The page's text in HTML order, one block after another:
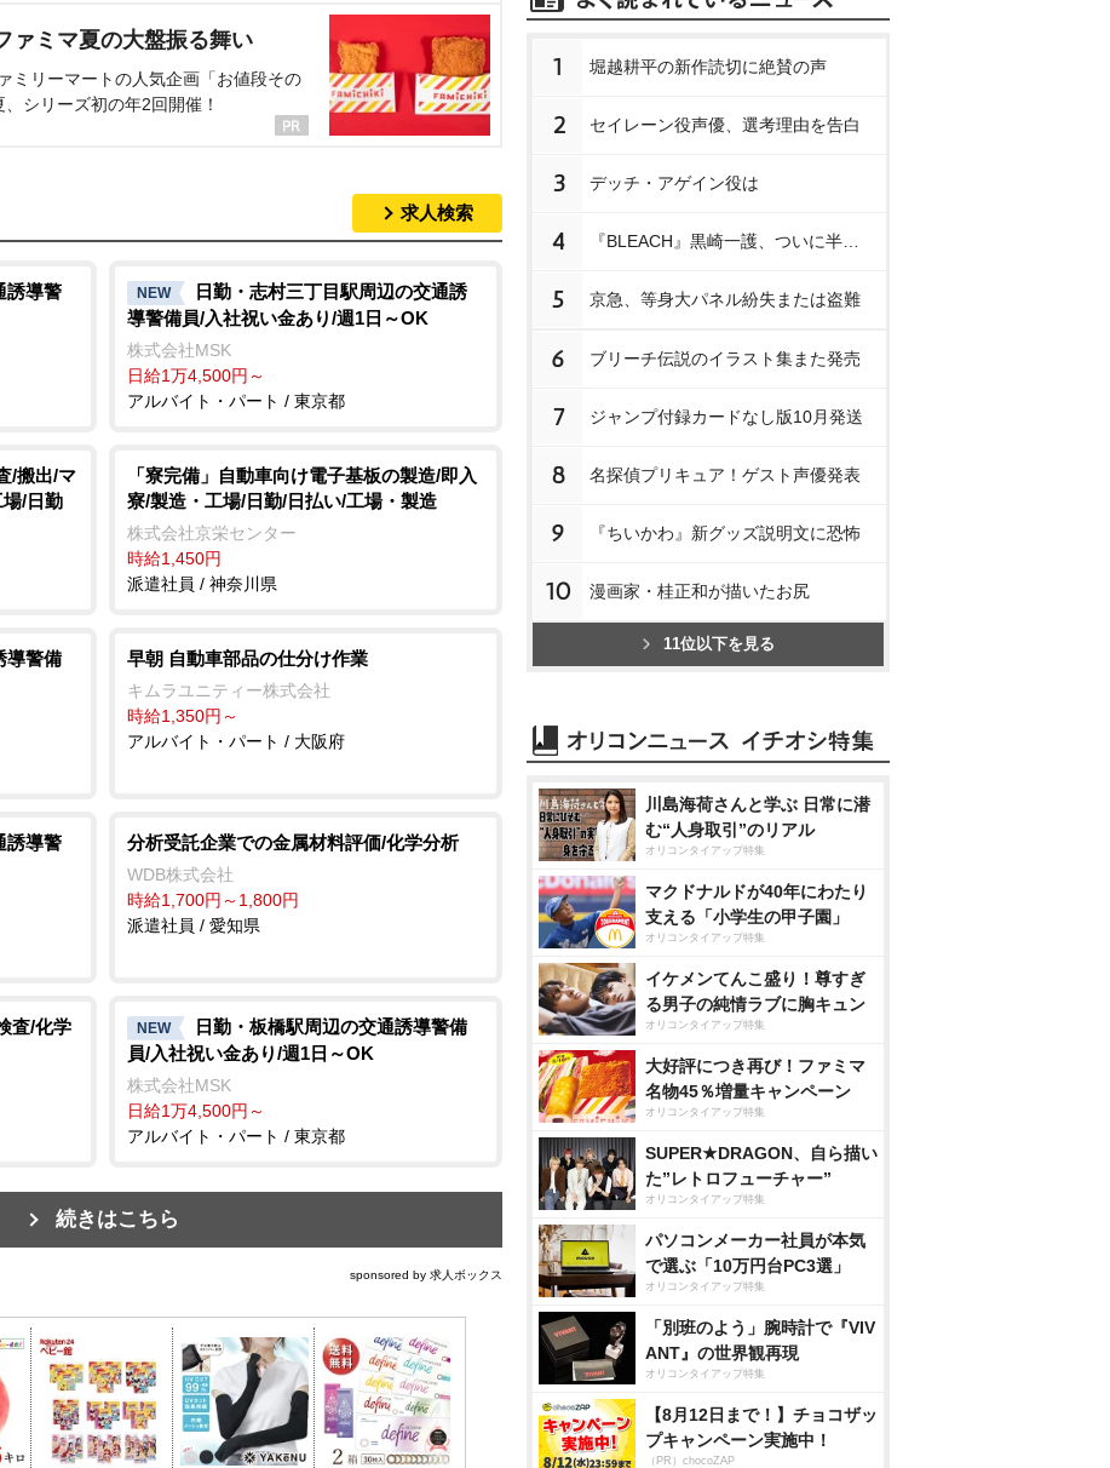
ァミマ夏の大盤振る舞い
ミリーマートの人気企画「お値段その
シリーズ初の年2回開催！
求人検索
誘導警
NEW
日勤・志村三丁目駅周辺の交通誘
導警備員/入社祝い金あり/週1日～OK
株式会社MSK
日給1万4,500円～
アルバイト・パート / 東京都
/搬出/マ
/日勤
「寮完備」自動車向け電子基板の製造/即入
寮/製造・工場/日勤/日払い/工場・製造
株式会社京栄センター
時給1,450円
派遣社員 / 神奈川県
導警備
早朝 自動車部品の仕分け作業
キムラユニティー株式会社
時給1,350円～
アルバイト・パート / 大阪府
誘導警
分析受託企業での金属材料評価/化学分析
WDB株式会社
時給1,700円～1,800円
派遣社員 / 愛知県
査/化学
NEW
日勤・板橋駅周辺の交通誘導警備
員/入社祝い金あり/週1日～OK
株式会社MSK
日給1万4,500円～
アルバイト・パート / 東京都
続きはこちら
sponsored by 求人ボックス
1 堀越耕平の新作読切に絶賛の声
2 セイレーン役声優、選考理由を告白
3 デッチ・アゲイン役は
4
5 京急、等身大パネル紛失または盗難
6 ブリーチ伝説のイラスト集また発売
7 ジャンプ付録カードなし版10月発送
8 名探偵プリキュア！ゲスト声優発表
9 『ちいかわ』新グッズ説明文に恐怖
10 漫画家・桂正和が描いたお尻
11位以下を見る
川島海荷さんと学ぶ 日常に潜
む“人身取引”のリアル
オリコンタイアップ特集
マクドナルドが40年にわたり
支える「小学生の甲子園」
オリコンタイアップ特集
イケメンてんこ盛り！尊すぎ
る男子の純情ラブに胸キュン
オリコンタイアップ特集
大好評につき再び！ファミマ
名物45％増量キャンペーン
オリコンタイアップ特集
SUPER★DRAGON、自ら描い
た”レトロフューチャー”
オリコンタイアップ特集
パソコンメーカー社員が本気
で選ぶ「10万円台PC3選」
オリコンタイアップ特集
「別班のよう」腕時計で『VIV
ANT』の世界観再現
オリコンタイアップ特集
【8月12日まで！】チョコザッ
プキャンペーン実施中！
（PR）chocoZAP